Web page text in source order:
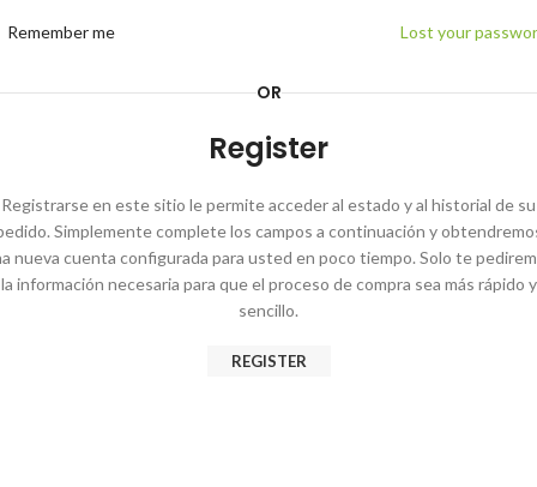
Lost your
Remember me
OR
Register
Registrarse en este sitio le permite acceder al estado y al historial de su
Simplemente complete los campos a continuación y
nueva cuenta configurada para usted en poco tiempo. Solo te
la información necesaria para que el proceso de compra sea más rápido y
sencillo.
REGISTER